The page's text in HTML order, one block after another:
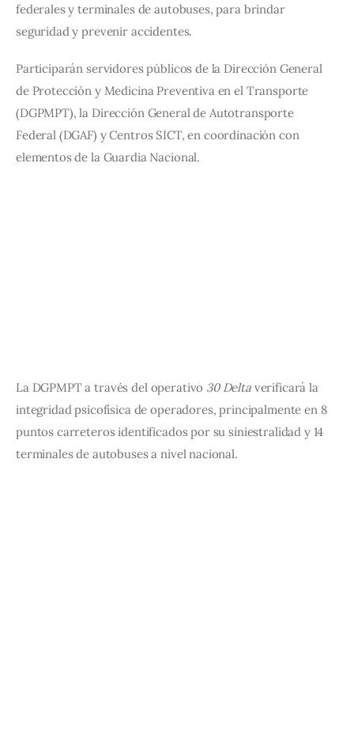
federales y terminales de autobuses, para brindar
seguridad y prevenir accidentes.
Participarán servidores públicos de la Dirección General
de Protección y Medicina Preventiva en el Transporte
(DGPMPT), la Dirección General de Autotransporte
Federal (DGAF) y Centros SICT, en coordinación con
elementos de la Guardia Nacional.
La DGPMPT a través del operativo 30 Delta verificará la
integridad psicofísica de operadores, principalmente en 8
puntos carreteros identificados por su siniestralidad y 14
terminales de autobuses a nivel nacional.